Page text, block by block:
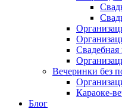
Свадебная
Вечеринки без
Караоке-
Блог